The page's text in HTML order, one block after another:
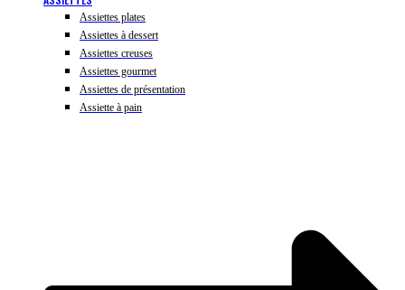
Assiettes plates
Assiettes à dessert
Assiettes creuses
Assiettes gourmet
Assiettes de présentation
Assiette à pain